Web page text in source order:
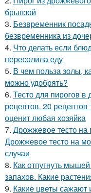
брынзой
3. Безвременник
безвременника из
4. Что делать если
пересолила еду
5. В чем польза золы,
можно удобрять?
6. Тесто для пирогов
рецептов. 20 рецептов
оценит любая хозяйка
7. Дрожжевое тесто на
Дрожжевое тесто на
случаи
8. Как отпугнуть
запахов. Какие
9. Какие цветы